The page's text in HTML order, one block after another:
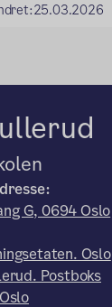
25.03.2026
G, 0694 Oslo
Oslo
Postboks